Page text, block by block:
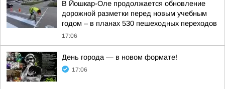
В Йошкар-Оле продолжается обновление
дорожной разметки перед новым учебным
годом – в планах 530 пешеходных переходов
17:06
День города — в новом формате!
17:06